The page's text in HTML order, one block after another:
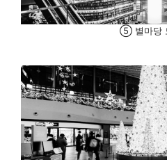
⑤ 별마당